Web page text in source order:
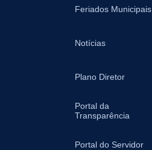
Feriados Municipais
Notícias
Plano Diretor
Portal da
Transparência
Portal do Servidor